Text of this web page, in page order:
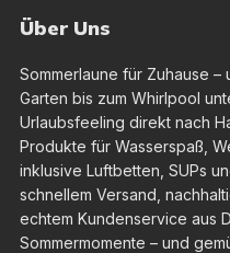
Über Uns
Sommerlaune für Zuhause –
Garten bis zum Whirlpool
Urlaubsfeeling direkt nach
Produkte für Wasserspaß,
inklusive Luftbetten, SUPs
schnellem Versand,
echtem Kundenservice aus
Sommermomente – und